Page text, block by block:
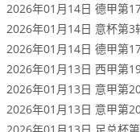
2026年01月14日 德甲第
2026年01月14日 意杯第3
2026年01月14日 德甲第
2026年01月13日 西甲第
2026年01月13日 意甲第
2026年01月13日 意甲第